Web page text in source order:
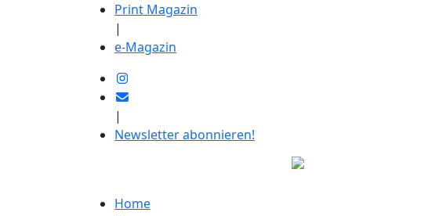
Print Magazin
|
e-Magazin
|
Newsletter abonnieren!
Home